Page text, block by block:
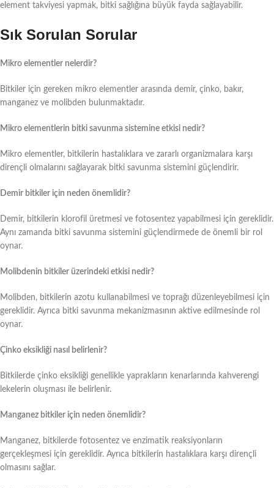
element takviyesi yapmak, bitki sağlığına büyük fayda sağlayabilir.
Sık Sorulan Sorular
Mikro elementler nelerdir?
Bitkiler için gereken mikro elementler arasında demir, çinko, bakır,
manganez ve molibden bulunmaktadır.
Mikro elementlerin bitki savunma sistemine etkisi nedir?
Mikro elementler, bitkilerin hastalıklara ve zararlı organizmalara karşı
dirençli olmalarını sağlayarak bitki savunma sistemini güçlendirir.
Demir bitkiler için neden önemlidir?
Demir, bitkilerin klorofil üretmesi ve fotosentez yapabilmesi için gereklidir.
Aynı zamanda bitki savunma sistemini güçlendirmede de önemli bir rol
oynar.
Molibdenin bitkiler üzerindeki etkisi nedir?
Molibden, bitkilerin azotu kullanabilmesi ve toprağı düzenleyebilmesi için
gereklidir. Ayrıca bitki savunma mekanizmasının aktive edilmesinde rol
oynar.
Çinko eksikliği nasıl belirlenir?
Bitkilerde çinko eksikliği genellikle yaprakların kenarlarında kahverengi
lekelerin oluşması ile belirlenir.
Manganez bitkiler için neden önemlidir?
Manganez, bitkilerde fotosentez ve enzimatik reaksiyonların
gerçekleşmesi için gereklidir. Ayrıca bitkilerin hastalıklara karşı dirençli
olmasını sağlar.